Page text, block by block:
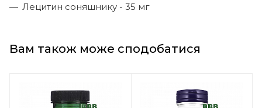
Лецитин соняшнику - 35 мг
Вам також може сподобатися